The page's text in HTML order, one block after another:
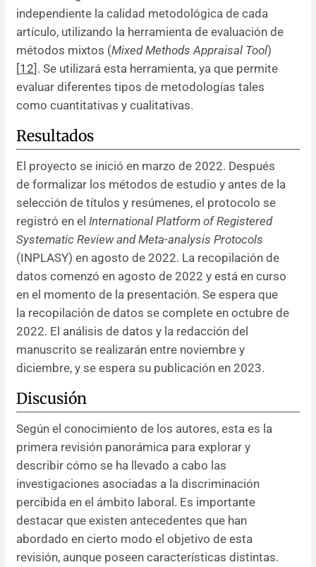
independiente la calidad metodológica de cada
artículo, utilizando la herramienta de evaluación de
métodos mixtos (Mixed Methods Appraisal Tool)
[12]. Se utilizará esta herramienta, ya que permite
evaluar diferentes tipos de metodologías tales
como cuantitativas y cualitativas.
Resultados
El proyecto se inició en marzo de 2022. Después
de formalizar los métodos de estudio y antes de la
selección de títulos y resúmenes, el protocolo se
registró en el International Platform of Registered
Systematic Review and Meta-analysis Protocols
(INPLASY) en agosto de 2022. La recopilación de
datos comenzó en agosto de 2022 y está en curso
en el momento de la presentación. Se espera que
la recopilación de datos se complete en octubre de
2022. El análisis de datos y la redacción del
manuscrito se realizarán entre noviembre y
diciembre, y se espera su publicación en 2023.
Discusión
Según el conocimiento de los autores, esta es la
primera revisión panorámica para explorar y
describir cómo se ha llevado a cabo las
investigaciones asociadas a la discriminación
percibida en el ámbito laboral. Es importante
destacar que existen antecedentes que han
abordado en cierto modo el objetivo de esta
revisión, aunque poseen características distintas.